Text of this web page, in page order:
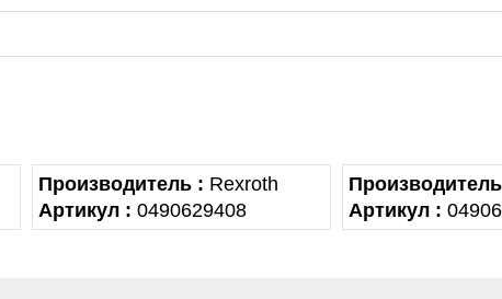
Производитель : Rexroth
Артикул : 0490629408
Артикул :